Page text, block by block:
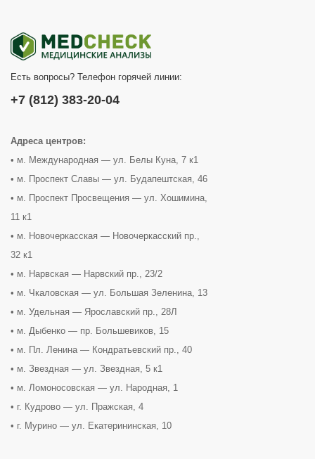
Есть вопросы? Телефон горячей линии:
+7 (812) 383-20-04
Адреса центров:
• м. Международная — ул. Белы Куна, 7 к1
• м. Проспект Славы — ул. Будапештская, 46
• м. Проспект Просвещения — ул. Хошимина,
11 к1
• м. Новочеркасская — Новочеркасский пр.,
32 к1
• м. Нарвская — Нарвский пр., 23/2
• м. Чкаловская — ул. Большая Зеленина, 13
• м. Удельная — Ярославский пр., 28Л
• м. Дыбенко — пр. Большевиков, 15
• м. Пл. Ленина — Кондратьевский пр., 40
• м. Звездная — ул. Звездная, 5 к1
• м. Ломоносовская — ул. Народная, 1
• г. Кудрово — ул. Пражская, 4
• г. Мурино — ул. Екатерининская, 10